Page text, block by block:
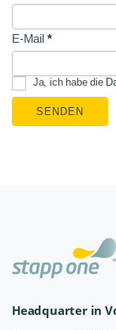
E-Mail *
Ja, ich habe die
SENDEN
Headquarter in